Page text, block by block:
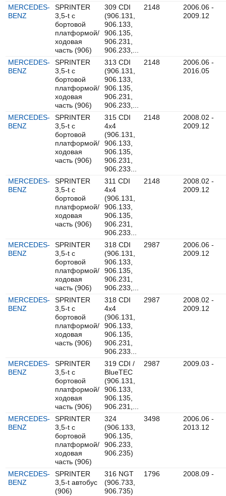
MERCEDES-
BENZ
SPRINTER
3,5-t c
бортовой
платформой/
ходовая
часть (906)
309 CDI
(906.131,
906.133,
906.135,
906.231,
906.233,...
2148
2006.06 -
2009.12
MERCEDES-
BENZ
SPRINTER
3,5-t c
бортовой
платформой/
ходовая
часть (906)
313 CDI
(906.131,
906.133,
906.135,
906.231,
906.233,...
2148
2006.06 -
2016.05
MERCEDES-
BENZ
SPRINTER
3,5-t c
бортовой
платформой/
ходовая
часть (906)
315 CDI
4x4
(906.131,
906.133,
906.135,
906.231,
906.233...
2148
2008.02 -
2009.12
MERCEDES-
BENZ
SPRINTER
3,5-t c
бортовой
платформой/
ходовая
часть (906)
311 CDI
4x4
(906.131,
906.133,
906.135,
906.231,
906.233...
2148
2008.02 -
2009.12
MERCEDES-
BENZ
SPRINTER
3,5-t c
бортовой
платформой/
ходовая
часть (906)
318 CDI
(906.131,
906.133,
906.135,
906.231,
906.233,...
2987
2006.06 -
2009.12
MERCEDES-
BENZ
SPRINTER
3,5-t c
бортовой
платформой/
ходовая
часть (906)
318 CDI
4x4
(906.131,
906.133,
906.135,
906.231,
906.233...
2987
2008.02 -
2009.12
MERCEDES-
BENZ
SPRINTER
3,5-t c
бортовой
платформой/
ходовая
часть (906)
319 CDI /
BlueTEC
(906.131,
906.133,
906.135,
906.231,...
2987 2009.03 -
MERCEDES-
BENZ
SPRINTER
3,5-t c
бортовой
платформой/
ходовая
часть (906)
324
(906.133,
906.135,
906.233,
906.235)
3498
2006.06 -
2013.12
MERCEDES-
BENZ
SPRINTER
3,5-t автобус
(906)
316 NGT
(906.733,
906.735)
1796 2008.09 -